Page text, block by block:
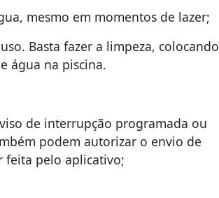
mesmo em momentos de lazer;
Basta fazer a limpeza, colocando
água na piscina.
de interrupção programada ou
podem autorizar o envio de
feita pelo aplicativo;